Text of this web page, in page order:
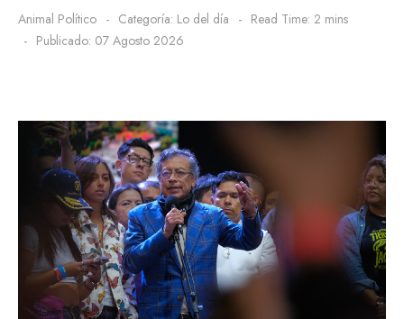
Animal Político Categoría: Lo del día
Read Time: 2 mins
Publicado: 07 Agosto 2026